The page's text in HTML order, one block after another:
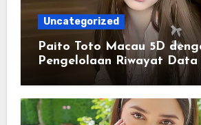
Uncategorized
Paito Toto Macau 5D
Pengelolaan Riwayat
Lengkap dan Sistematis